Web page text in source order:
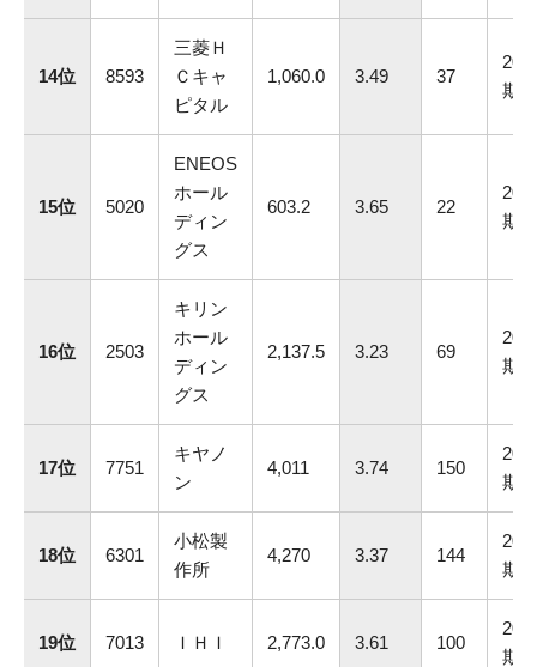
14位 8593
三菱Ｈ
Ｃキャ
ピタル
1,060.0 3.49 37
期
15位 5020
ENEOS
ホール
ディン
グス
603.2 3.65 22
期
16位 2503
キリン
ホール
ディン
グス
2,137.5 3.23 69
期
17位 7751
キヤノ
ン
4,011 3.74 150
期
18位 6301
小松製
作所
4,270 3.37 144
期
19位 7013 ＩＨＩ 2,773.0 3.61 100
期